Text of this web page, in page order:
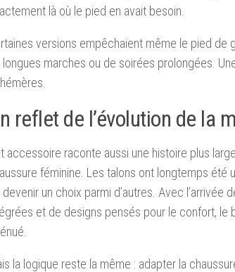
là où le pied en avait besoin.
versions empêchaient même le pied de
longues marches ou de soirées prolongées.
reflet de l’évolution de la
accessoire raconte aussi une histoire plus
féminine. Les talons ont longtemps été
devenir un choix parmi d’autres. Avec l’arrivée
et de designs pensés pour le confort, le
la logique reste la même : adapter la